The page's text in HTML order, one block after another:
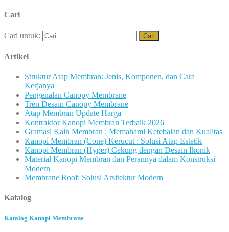
Cari
Cari untuk:
Artikel
Struktur Atap Membran: Jenis, Komponen, dan Cara
Kerjanya
Pengenalan Canopy Membrane
Tren Desain Canopy Membrane
Atap Membran Update Harga
Kontraktor Kanopi Membran Terbaik 2026
Gramasi Kain Membran : Memahami Ketebalan dan Kualitas
Kanopi Membran (Cone) Kerucut : Solusi Atap Estetik
Kanopi Membran (Hyper) Cekung dengan Desain Ikonik
Material Kanopi Membran dan Perannya dalam Konstruksi
Modern
Membrane Roof: Solusi Arsitektur Modern
Katalog
Katalog Kanopi Membrane